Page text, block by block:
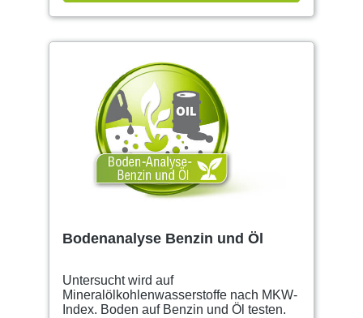
Bodenanalyse Benzin und Öl
Untersucht wird auf
Mineralölkohlenwasserstoffe nach MKW-
Index. Boden auf Benzin und Öl testen.